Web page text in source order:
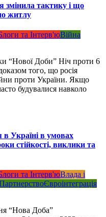
змінила тактику і що
житлу
та Інтерв'юВійна
“Нової Доби” Ніч проти 6
того, що росія
проти України. Якщо
будувалися навколо
в Україні в умовах
стійкості, виклики та
та Інтерв'юВлада і
Євроінтеграція
“Нова Доба”